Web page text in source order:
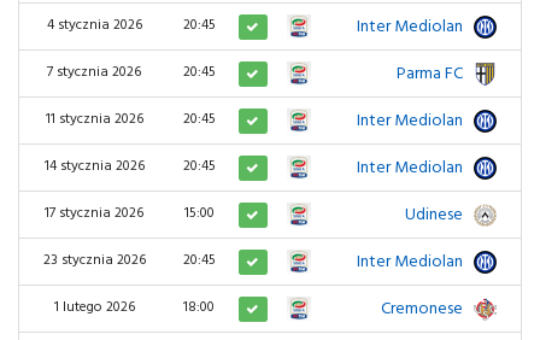
4 stycznia 2026 20:45 Inter Mediolan
7 stycznia 2026 20:45 Parma FC
11 stycznia 2026 20:45 Inter Mediolan
14 stycznia 2026 20:45 Inter Mediolan
17 stycznia 2026 15:00 Udinese
23 stycznia 2026 20:45 Inter Mediolan
1 lutego 2026 18:00 Cremonese